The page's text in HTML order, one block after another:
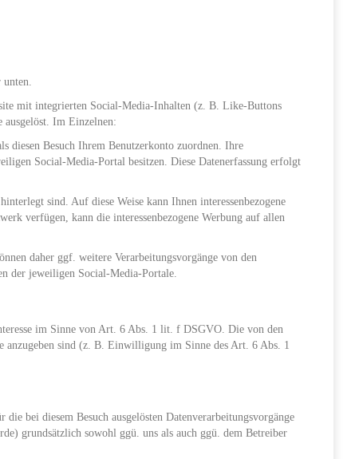
unten.
mit integrierten Social-Media-Inhalten (z. B. Like-Buttons
ausgelöst. Im Einzelnen:
diesen Besuch Ihrem Benutzerkonto zuordnen. Ihre
Social-Media-Portal besitzen. Diese Datenerfassung erfolgt
sind. Auf diese Weise kann Ihnen interessenbezogene
verfügen, kann die interessenbezogene Werbung auf allen
daher ggf. weitere Verarbeitungsvorgänge von den
der jeweiligen Social-Media-Portale.
im Sinne von Art. 6 Abs. 1 lit. f DSGVO. Die von den
anzugeben sind (z. B. Einwilligung im Sinne des Art. 6 Abs. 1
bei diesem Besuch ausgelösten Datenverarbeitungsvorgänge
grundsätzlich sowohl ggü. uns als auch ggü. dem Betreiber